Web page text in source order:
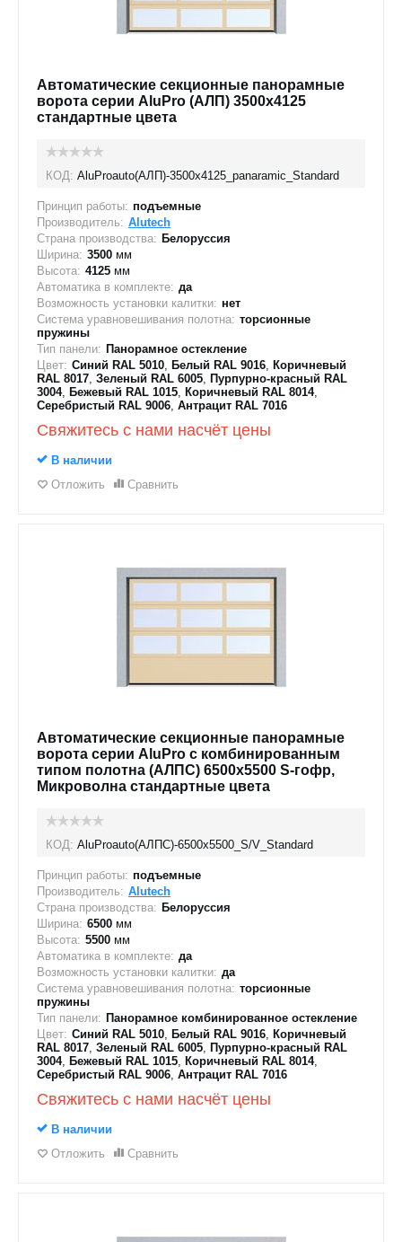
Автоматические секционные панорамные
ворота серии AluPro (АЛП) 3500х4125
стандартные цвета
КОД: AluProauto(АЛП)-3500х4125_panaramic_Standard
Принцип работы: подъемные
Производитель: Alutech
Страна производства: Белоруссия
Ширина: 3500 мм
Высота: 4125 мм
Автоматика в комплекте: да
Возможность установки калитки: нет
Система уравновешивания полотна: торсионные
пружины
Тип панели: Панорамное остекление
Цвет: Синий RAL 5010, Белый RAL 9016, Коричневый
RAL 8017, Зеленый RAL 6005, Пурпурно-красный RAL
3004, Бежевый RAL 1015, Коричневый RAL 8014,
Серебристый RAL 9006, Антрацит RAL 7016
Свяжитесь с нами насчёт цены
В наличии
Отложить
Сравнить
Автоматические секционные панорамные
ворота серии AluPro с комбинированным
типом полотна (АЛПС) 6500х5500 S-гофр,
Микроволна стандартные цвета
КОД: AluProauto(АЛПС)-6500х5500_S/V_Standard
Принцип работы: подъемные
Производитель: Alutech
Страна производства: Белоруссия
Ширина: 6500 мм
Высота: 5500 мм
Автоматика в комплекте: да
Возможность установки калитки: да
Система уравновешивания полотна: торсионные
пружины
Тип панели: Панорамное комбинированное остекление
Цвет: Синий RAL 5010, Белый RAL 9016, Коричневый
RAL 8017, Зеленый RAL 6005, Пурпурно-красный RAL
3004, Бежевый RAL 1015, Коричневый RAL 8014,
Серебристый RAL 9006, Антрацит RAL 7016
Свяжитесь с нами насчёт цены
В наличии
Отложить
Сравнить